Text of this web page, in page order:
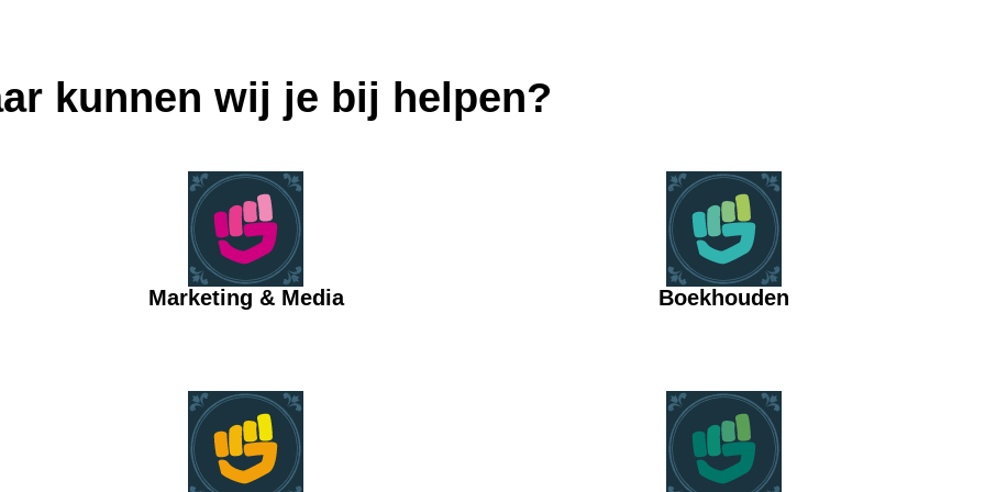
kunnen wij je bij helpen?
Marketing & Media Boekhouden